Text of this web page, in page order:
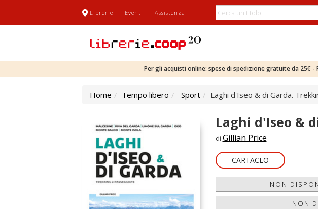
Librerie | Eventi | Assistenza
Per gli acquisti online: spese di spedizione gratuite da 25€
Home Tempo libero Sport Laghi d'Iseo & di Garda.
Laghi d'Iseo &
di Gillian Price
CARTACEO
NON
NON